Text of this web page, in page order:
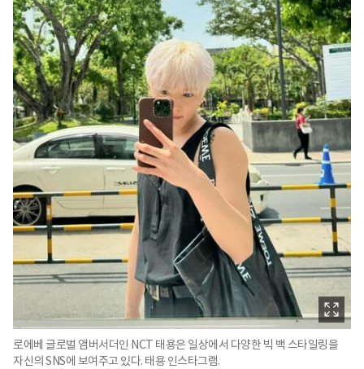
로에베 글로벌 앰버서더인 NCT 태용은 일상에서 다양한 빅 백 스타일링을
자신의 SNS에 보여주고 있다. 태용 인스타그램.